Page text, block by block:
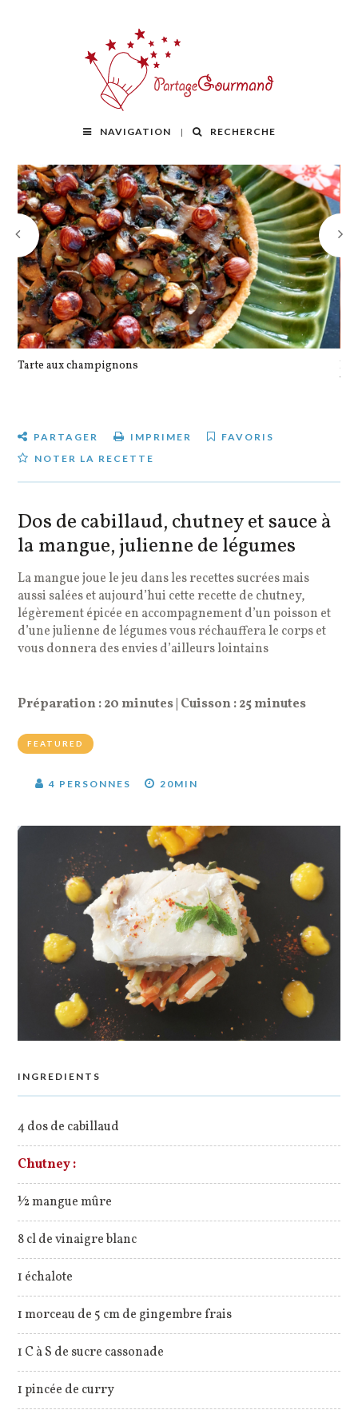
NAVIGATION RECHERCHE
Tarte aux champignons
PARTAGER IMPRIMER
FAVORIS
NOTER LA RECETTE
Dos de cabillaud, chutney et sauce à
la mangue, julienne de légumes
La mangue joue le jeu dans les recettes sucrées mais
aussi salées et aujourd’hui cette recette de chutney,
légèrement épicée en accompagnement d’un poisson et
d’une julienne de légumes vous réchauffera le corps et
vous donnera des envies d’ailleurs lointains
Préparation : 20 minutes | Cuisson : 25 minutes
FEATURED
4 PERSONNES 20MIN
INGREDIENTS
4 dos de cabillaud
Chutney :
½ mangue mûre
8 cl de vinaigre blanc
1 échalote
1 morceau de 5 cm de gingembre frais
1 C à S de sucre cassonade
1 pincée de curry